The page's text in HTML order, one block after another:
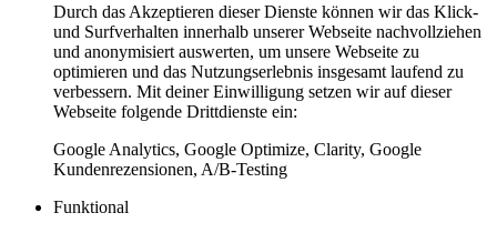
Durch das Akzeptieren dieser Dienste können wir das Klick-
und Surfverhalten innerhalb unserer Webseite nachvollziehen
und anonymisiert auswerten, um unsere Webseite zu
optimieren und das Nutzungserlebnis insgesamt laufend zu
verbessern. Mit deiner Einwilligung setzen wir auf dieser
Webseite folgende Drittdienste ein:
Google Analytics, Google Optimize, Clarity, Google
Kundenrezensionen, A/B-Testing
Funktional